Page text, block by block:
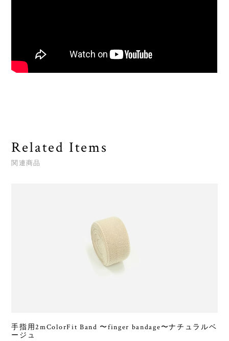
Related Items
関連商品
手指用2mColorFit Band 〜finger bandage〜ナチュラルベ
ージュ